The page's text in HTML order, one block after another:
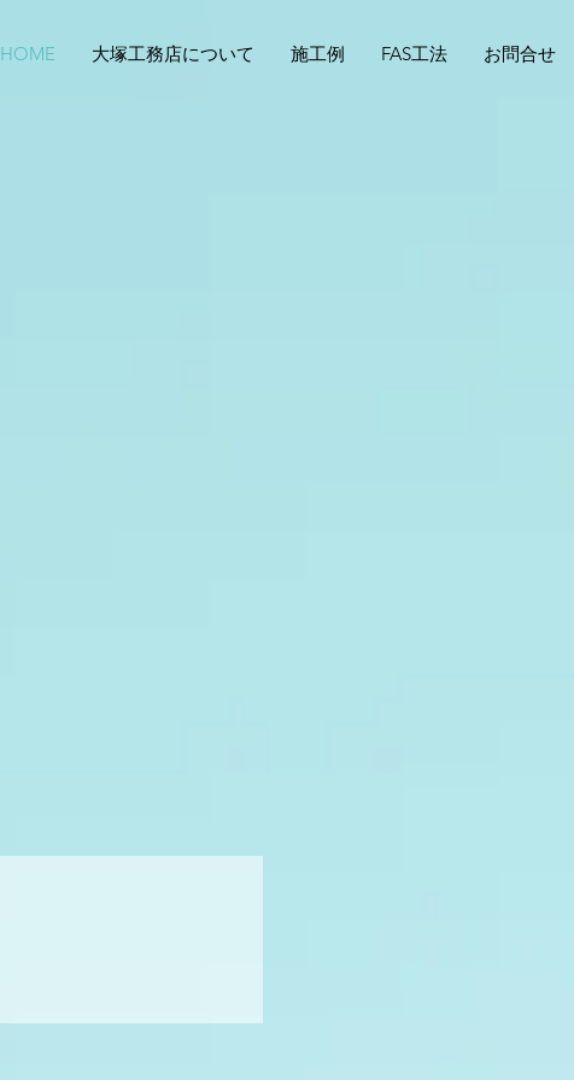
HOME 大塚工務店について 施工例 FAS工法 お問合せ